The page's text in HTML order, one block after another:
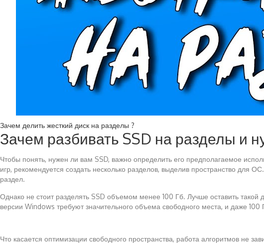
Зачем делить жесткий диск на разделы ?
Зачем разбивать SSD на разделы и
Чтобы понять, нужен ли вам SSD, важно определить его предполагаемое
игр, рекомендуется создать несколько разделов, выделив пространство для
раздел.
Однако не стоит разделять SSD объемом менее 100 Гб. Лучше оставить
версии Windows требуют значительного объема свободного места, и даже 100
Что касается оптимизации свободного пространства, работа алгоритмов не